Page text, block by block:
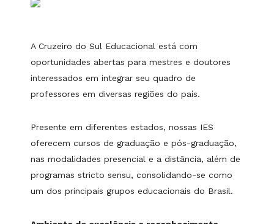
A Cruzeiro do Sul Educacional está com
oportunidades abertas para mestres e doutores
interessados em integrar seu quadro de
professores em diversas regiões do país.
Presente em diferentes estados, nossas IES
oferecem cursos de graduação e pós-graduação,
nas modalidades presencial e a distância, além de
programas stricto sensu, consolidando-se como
um dos principais grupos educacionais do Brasil.